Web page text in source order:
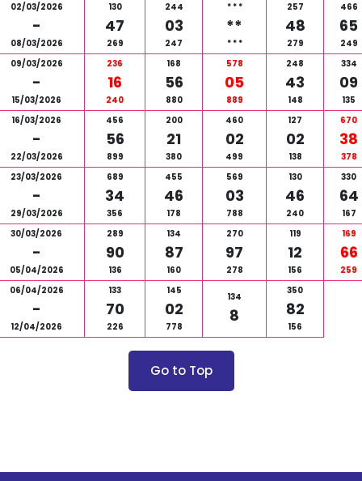
02/03/2026
-
08/03/2026
130
47
269
244
03
247
* * *
**
* * *
257
48
279
466
65
249
09/03/2026
-
15/03/2026
236
16
240
168
56
880
578
05
889
248
43
148
334
09
135
16/03/2026
-
22/03/2026
456
56
899
200
21
380
460
02
499
127
02
138
670
38
378
23/03/2026
-
29/03/2026
689
34
356
455
46
178
569
03
788
130
46
240
330
64
167
30/03/2026
-
05/04/2026
289
90
136
134
87
160
270
97
278
119
12
156
169
66
259
06/04/2026
-
12/04/2026
133
70
226
145
02
778
134
8
350
82
156
Go to Top